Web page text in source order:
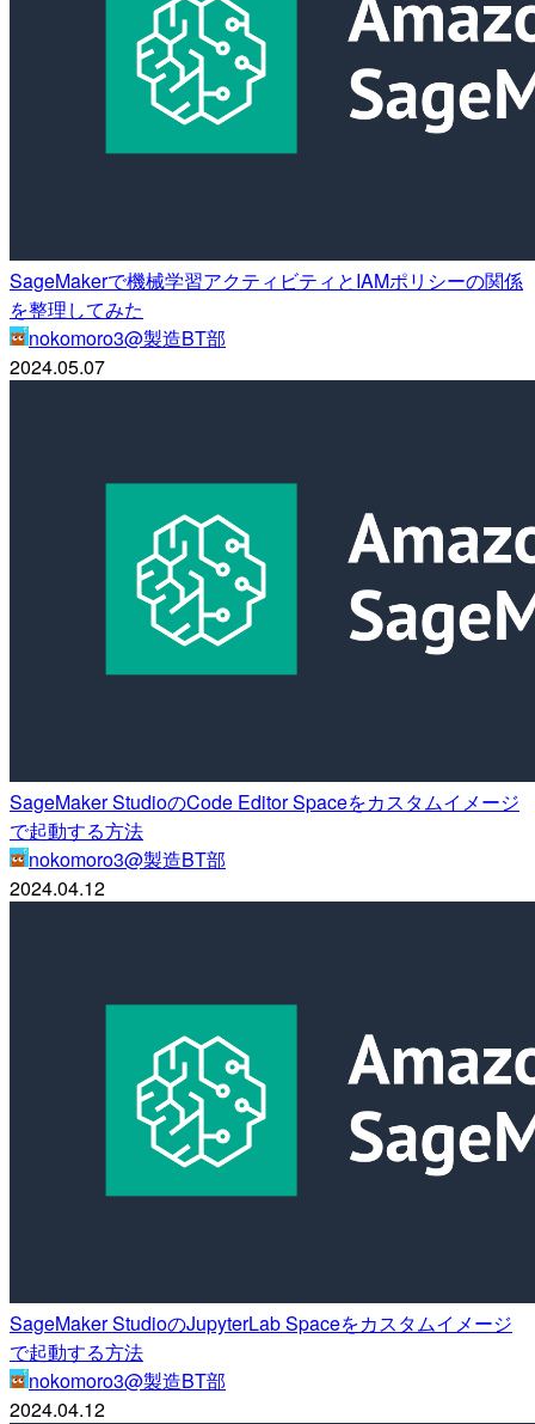
SageMakerで機械学習アクティビティとIAMポリシーの関係
を整理してみた
nokomoro3@製造BT部
2024.05.07
SageMaker StudioのCode Editor Spaceをカスタムイメージ
で起動する方法
nokomoro3@製造BT部
2024.04.12
SageMaker StudioのJupyterLab Spaceをカスタムイメージ
で起動する方法
nokomoro3@製造BT部
2024.04.12